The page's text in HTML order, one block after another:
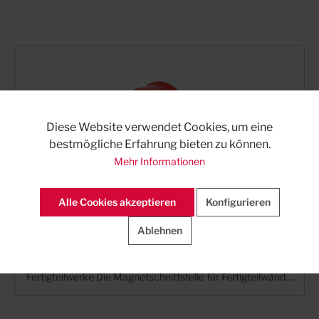
KRASO Magnetdeckel
Fertigteilwerke Die Magnetschnittstelle für Fertigteilwände
Diese Website verwendet Cookies, um eine
bestmögliche Erfahrung bieten zu können.
Mehr Informationen
Alle Cookies akzeptieren Konfigurieren
Ablehnen